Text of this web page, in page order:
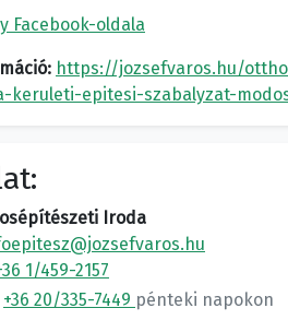
Facebook-oldala
https://jozsefvaros.hu/
keruleti-epitesi-szabalyzat-
Iroda
1/459-2157
+36 20/335-7449 pénteki napokon